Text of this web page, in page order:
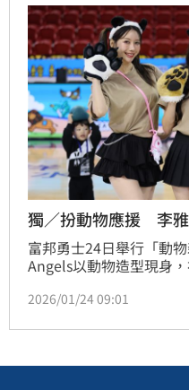
獨／扮動物應援 李
富邦勇士24日舉行「動
Angels以動物造型現身
受《三立新聞網》採訪時
選項。
2026/01/24 09:01